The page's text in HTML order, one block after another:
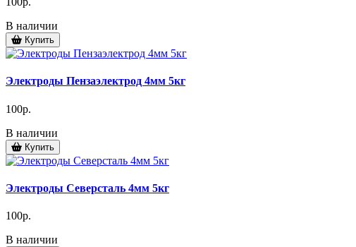
В наличии
Купить
Электроды Пензаэлектрод 4мм 5кг
100р.
В наличии
Купить
Электроды Северсталь 4мм 5кг
100р.
В наличии